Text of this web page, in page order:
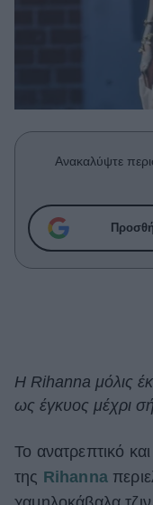
Πρόσωπα
Celebrities
True Stories
Ask the Guru
Success Stories
Living
Cooking
Green
Ανακαλύψτε
Η Rihanna μόλις
ως έγκυος μέχρι
Το ανατρεπτικό
της Rihanna